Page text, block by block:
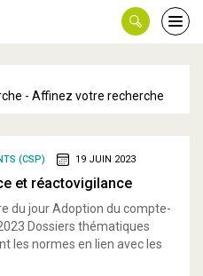
le
- Affinez votre recherche
(CSP) 19 JUIN 2023
et réactovigilance
du jour Adoption du compte-
Dossiers thématiques
les normes en lien avec les